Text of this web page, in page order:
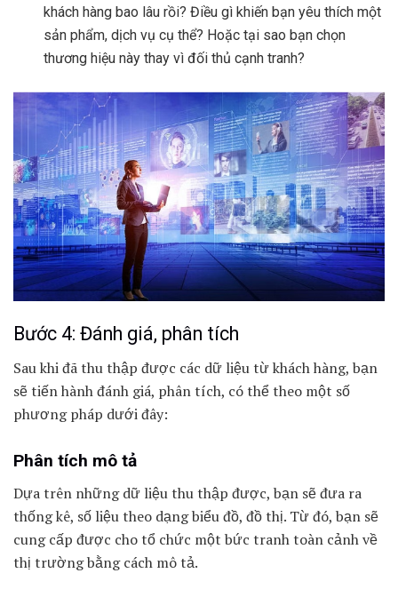
khách hàng bao lâu rồi? Điều gì khiến bạn yêu thích một
sản phẩm, dịch vụ cụ thể? Hoặc tại sao bạn chọn
thương hiệu này thay vì đối thủ cạnh tranh?
Bước 4: Đánh giá, phân tích
Sau khi đã thu thập được các dữ liệu từ khách hàng, bạn
sẽ tiến hành đánh giá, phân tích, có thể theo một số
phương pháp dưới đây:
Phân tích mô tả
Dựa trên những dữ liệu thu thập được, bạn sẽ đưa ra
thống kê, số liệu theo dạng biểu đồ, đồ thị. Từ đó, bạn sẽ
cung cấp được cho tổ chức một bức tranh toàn cảnh về
thị trường bằng cách mô tả.